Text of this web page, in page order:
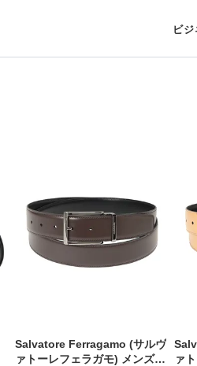
ビ
Salvatore Ferragamo (サルヴ
ァトーレフェラガモ) メンズ
ァ